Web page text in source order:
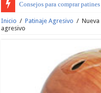
Consejos para comprar
Inicio / Patinaje Agresivo /
agresivo